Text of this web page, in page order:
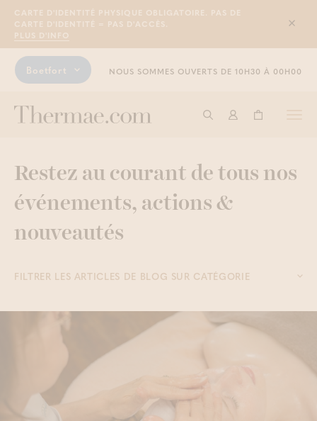
CARTE D'IDENTITÉ PHYSIQUE OBLIGATOIRE. PAS DE
CARTE D'IDENTITÉ = PAS D'ACCÈS.
PLUS D'INFO
Sluit
Boetfort NOUS SOMMES OUVERTS DE 10H30 À 00H00
Commencer à
Connexion
Panier
Restez au courant de tous nos
événements, actions &
nouveautés
FILTRER LES ARTICLES DE BLOG SUR CATÉGORIE